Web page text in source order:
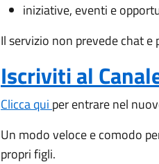
iniziative, eventi e
Il servizio non prevede chat
Iscriviti al
Clicca qui per entrare nel
Un modo veloce e comodo
propri figli.